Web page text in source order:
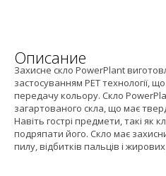
Описание
Захисне скло PowerPlant
застосуванням PET технології,
передачу кольору. Скло
загартованого скла, що має
Навіть гострі предмети, такі як
подряпати його. Скло має
пилу, відбитків пальців і